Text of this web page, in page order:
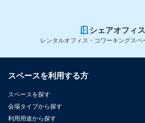
シェアオフィス
レンタルオフィス・コワーキングスペ
スペースを利用する方
スペースを探す
会場タイプから探す
利用用途から探す